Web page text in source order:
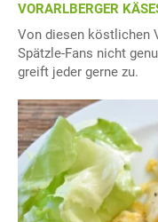
VORARLBERGER
Von diesen köstlichen
Spätzle-Fans nicht
greift jeder gerne zu.